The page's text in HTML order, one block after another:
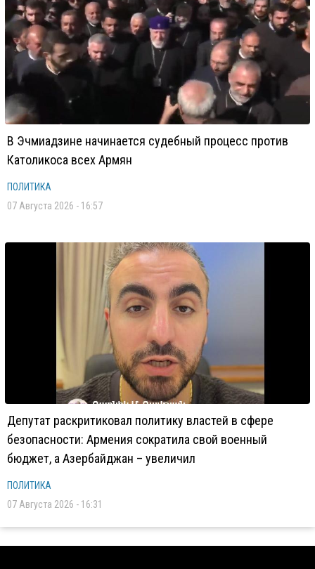
В Эчмиадзине начинается судебный процесс против
Католикоса всех Армян
ПОЛИТИКА
07 Августа 2026 - 16:57
Депутат раскритиковал политику властей в сфере
безопасности: Армения сократила свой военный
бюджет, а Азербайджан – увеличил
ПОЛИТИКА
07 Августа 2026 - 16:31